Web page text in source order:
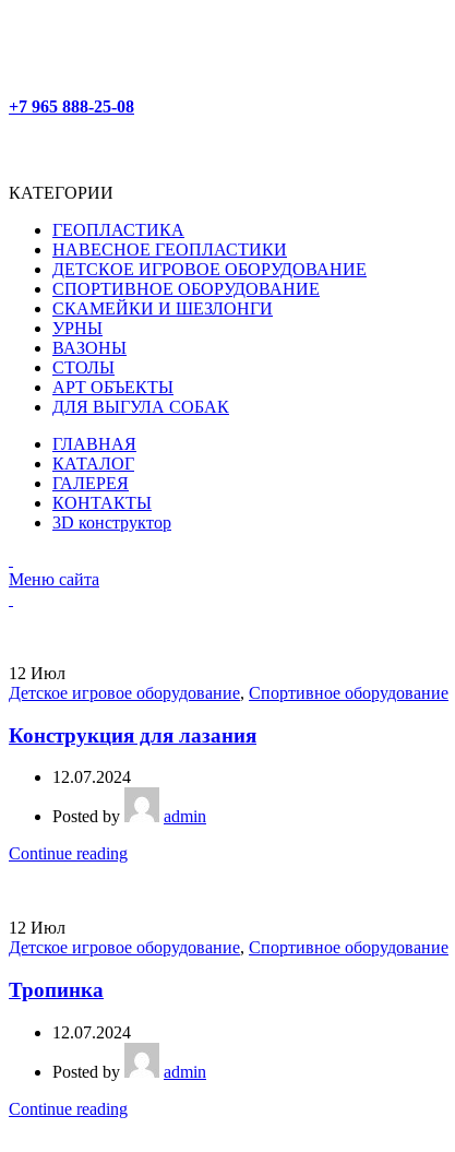
+7 965 888-25-08
КАТЕГОРИИ
ГЕОПЛАСТИКА
НАВЕСНОЕ ГЕОПЛАСТИКИ
ДЕТСКОЕ ИГРОВОЕ ОБОРУДОВАНИЕ
СПОРТИВНОЕ ОБОРУДОВАНИЕ
СКАМЕЙКИ И ШЕЗЛОНГИ
УРНЫ
ВАЗОНЫ
СТОЛЫ
АРТ ОБЪЕКТЫ
ДЛЯ ВЫГУЛА СОБАК
ГЛАВНАЯ
КАТАЛОГ
ГАЛЕРЕЯ
КОНТАКТЫ
3D конструктор
Меню сайта
12 Июл
Детское игровое оборудование, Спортивное оборудование
Конструкция для лазания
12.07.2024
Posted by
admin
Continue reading
12 Июл
Детское игровое оборудование, Спортивное оборудование
Тропинка
12.07.2024
Posted by
admin
Continue reading